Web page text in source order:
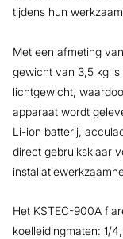
tijdens hun
Met een afmeting
gewicht van 3,5 kg
lichtgewicht,
apparaat wordt
Li-ion batterij,
direct gebruiksklaar
Het KSTEC-900A
koelleidingmaten: 1/